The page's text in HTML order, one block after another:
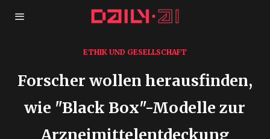
ETHIK UND GESELLSCHAFT
Forscher wollen herausfinden,
wie "Black Box"-Modelle zur
Arzneimittelentdeckung